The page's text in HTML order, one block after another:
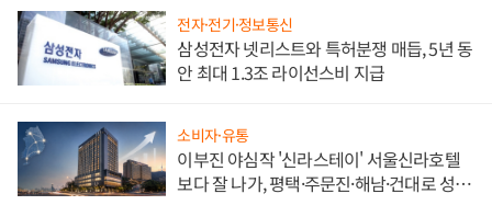
전자·전기·정보통신
삼성전자 넷리스트와 특허분쟁 매듭, 5년 동
안 최대 1.3조 라이선스비 지급
소비자·유통
이부진 야심작 '신라스테이' 서울신라호텔
보다 잘 나가, 평택·주문진·해남·건대로 성